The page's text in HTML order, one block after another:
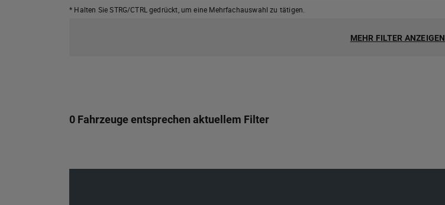
* Halten Sie STRG/CTRL gedrückt, um eine Mehrfachauswahl zu tätigen.
MEHR FILTER ANZEIGEN
0 Fahrzeuge entsprechen aktuellem Filter